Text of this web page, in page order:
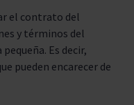
el contrato del
y términos del
Es decir,
pueden encarecer de